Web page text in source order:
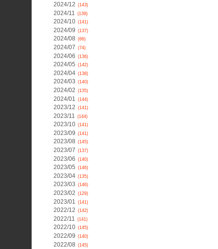
2024/12 (143)
2024/11 (139)
2024/10 (141)
2024/09 (137)
2024/08 (66)
2024/07 (74)
2024/06 (136)
2024/05 (142)
2024/04 (138)
2024/03 (140)
2024/02 (135)
2024/01 (144)
2023/12 (141)
2023/11 (144)
2023/10 (141)
2023/09 (141)
2023/08 (145)
2023/07 (137)
2023/06 (140)
2023/05 (146)
2023/04 (135)
2023/03 (146)
2023/02 (129)
2023/01 (141)
2022/12 (142)
2022/11 (141)
2022/10 (145)
2022/09 (140)
2022/08 (145)